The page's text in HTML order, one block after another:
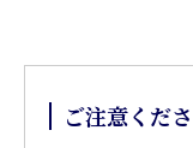
ご注意くだ